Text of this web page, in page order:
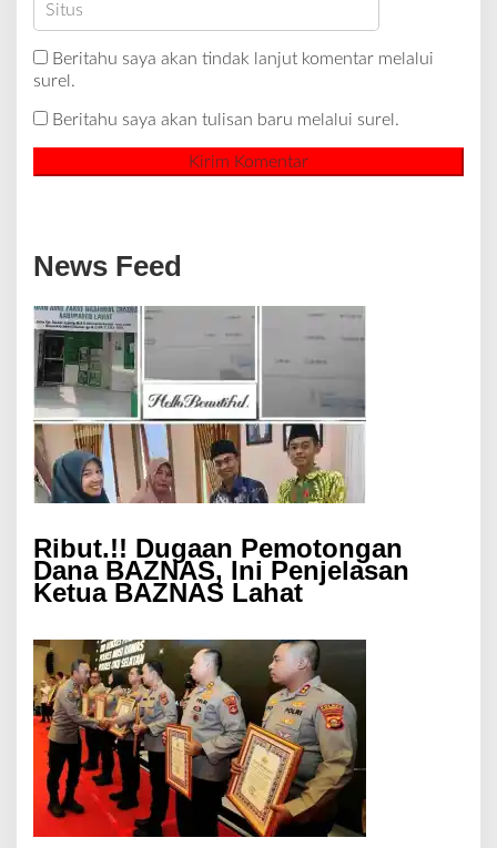
Beritahu saya akan tindak lanjut komentar melalui
surel.
Beritahu saya akan tulisan baru melalui surel.
News Feed
Ribut.!! Dugaan Pemotongan
Dana BAZNAS, Ini Penjelasan
Ketua BAZNAS Lahat